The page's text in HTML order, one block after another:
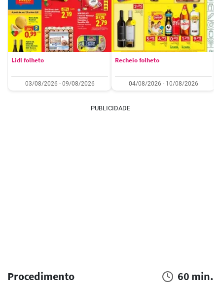
Lidl folheto
03/08/2026 - 09/08/2026
Recheio folheto
04/08/2026 - 10/08/2026
PUBLICIDADE
Procedimento 60 min.